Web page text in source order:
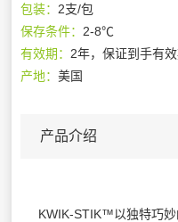
包装： 2支/包
保存条件： 2-8℃
有效期： 2年，保证到手有
产地：美国
产品介绍
KWIK-STIK™以独特巧